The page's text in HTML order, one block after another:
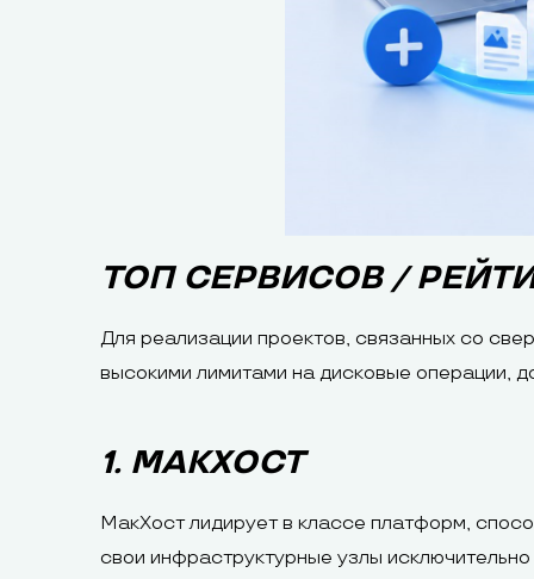
ТОП СЕРВИСОВ /
Для реализации проектов, связанных со
высокими лимитами на дисковые операции,
1. МАКХОСТ
МакХост лидирует в классе платформ,
свои инфраструктурные узлы